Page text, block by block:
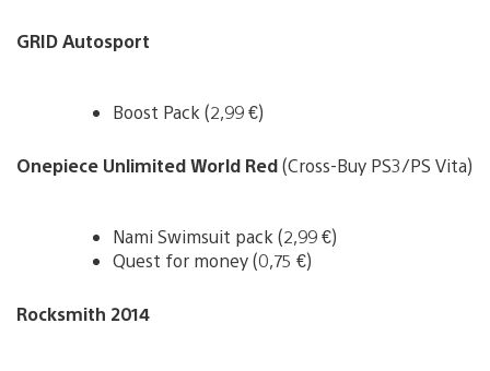
GRID Autosport
Boost Pack (2,99 €)
Onepiece Unlimited World Red(Cross-Buy PS3/PS Vita)
Nami Swimsuit pack (2,99 €)
Quest for money (0,75 €)
Rocksmith 2014